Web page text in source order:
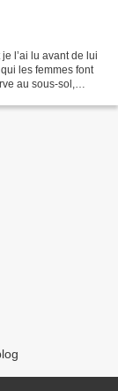
l’ai lu avant de lui
les femmes font
au sous-sol,